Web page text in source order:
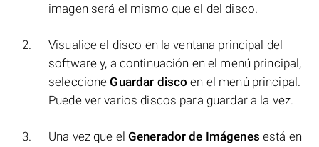
imagen será el mismo que el del disco.
Visualice el disco en la ventana principal del
software y, a continuación en el menú principal,
seleccioneGuardar disco en el menú principal.
Puede ver varios discos para guardar a la vez.
Una vez que el Generador de Imágenes está en